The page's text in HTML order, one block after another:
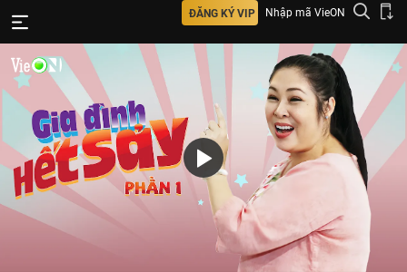
ĐĂNG KÝ VIP Nhập mã VieON